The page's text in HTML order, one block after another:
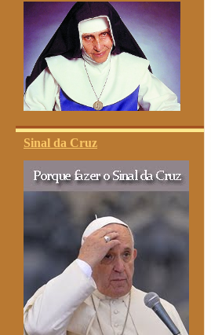
Sinal da Cruz